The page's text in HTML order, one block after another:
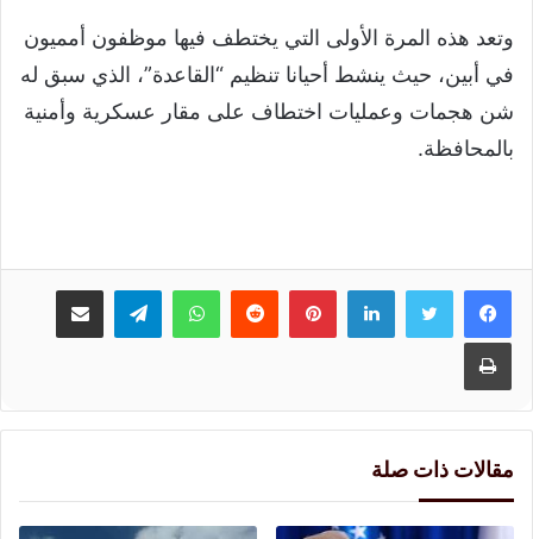
وتعد هذه المرة الأولى التي يختطف فيها موظفون أمميون
في أبين، حيث ينشط أحيانا تنظيم “القاعدة”، الذي سبق له
شن هجمات وعمليات اختطاف على مقار عسكرية وأمنية
بالمحافظة.
لينكدإنبينتيريست واتسابتيلقرام مشاركة عبر البريد
طباعة
مقالات ذات صلة